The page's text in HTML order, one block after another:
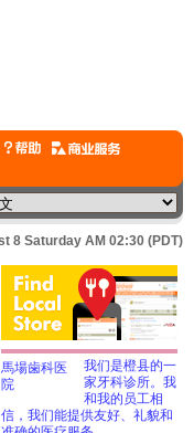
8 Saturday AM 02:30 (PDT)
我们是橙县的一
家牙科诊所。我
和我的员工相
信，我们能提供友好、礼貌和